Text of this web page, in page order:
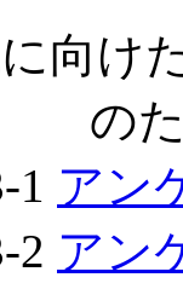
向け
の
1 アン
2 アン